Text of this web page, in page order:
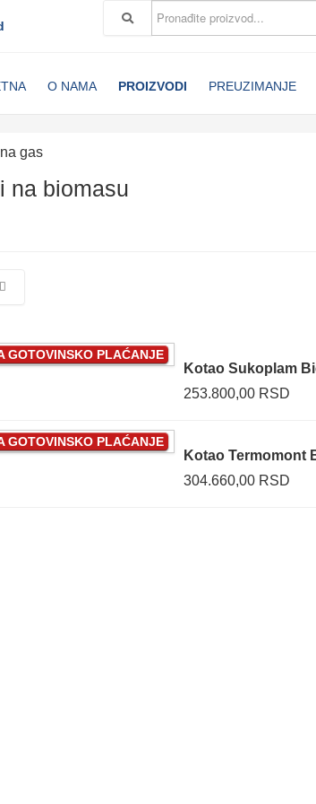
O NAMA PROIZVODI PREUZIMANJE
gas
na biomasu
GOTOVINSKO PLAĆANJE
Kotao Sukoplam
253.800,00 RSD
GOTOVINSKO PLAĆANJE
Kotao Termomont
304.660,00 RSD